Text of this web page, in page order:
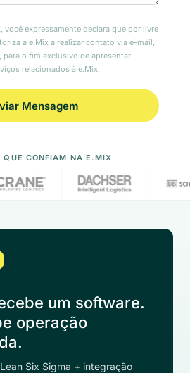
você expressamente declara que por livre
a e.Mix a realizar contato via e-mail,
o fim exclusivo de apresentar
relacionados à e.Mix.
QUE CONFIAM NA E.MIX
um software.
operação
Six Sigma + integração